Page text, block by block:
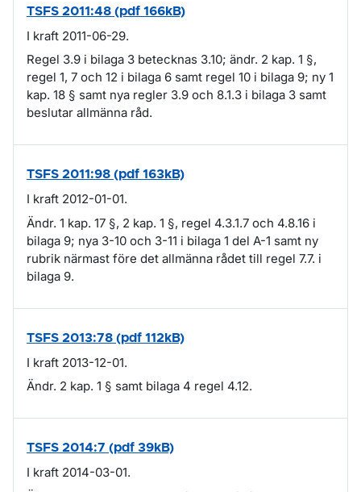
TSFS 2011:48 (pdf 166kB)
I kraft 2011-06-29.
Regel 3.9 i bilaga 3 betecknas 3.10; ändr. 2 kap. 1 §,
regel 1, 7 och 12 i bilaga 6 samt regel 10 i bilaga 9; ny 1
kap. 18 § samt nya regler 3.9 och 8.1.3 i bilaga 3 samt
beslutar allmänna råd.
TSFS 2011:98 (pdf 163kB)
I kraft 2012-01-01.
Ändr. 1 kap. 17 §, 2 kap. 1 §, regel 4.3.1.7 och 4.8.16 i
bilaga 9; nya 3-10 och 3-11 i bilaga 1 del A-1 samt ny
rubrik närmast före det allmänna rådet till regel 7.7. i
bilaga 9.
TSFS 2013:78 (pdf 112kB)
I kraft 2013-12-01.
Ändr. 2 kap. 1 § samt bilaga 4 regel 4.12.
TSFS 2014:7 (pdf 39kB)
I kraft 2014-03-01.